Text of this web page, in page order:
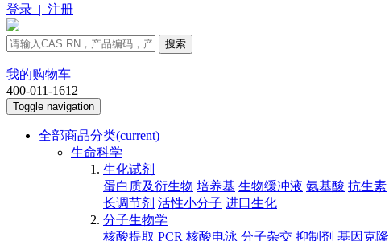
登录 | 注册
搜索
我的购物车
400-011-1612
Toggle navigation
全部商品分类(current)
生命科学
生化试剂
蛋白质及衍生物 培养基 生物缓冲液 氨基酸 抗生素
长调节剂 活性小分子 进口生化
分子生物学
核酸提取 PCR 核酸电泳 分子杂交 抑制剂 基因克隆